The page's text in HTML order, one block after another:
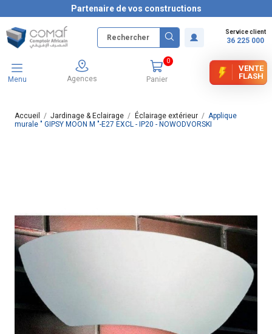
Partenaire de vos constructions
Service client
36 225 000
Menu Agences Panier
0
VENTE
FLASH
Accueil Jardinage & Eclairage Éclairage extérieur
Applique
murale " GIPSY MOON M "-E27 EXCL - IP20 - NOWODVORSKI